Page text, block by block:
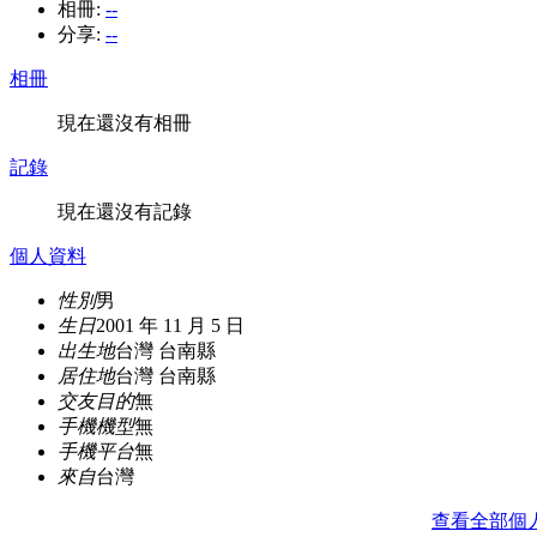
相冊: --
分享: --
相冊
現在還沒有相冊
記錄
現在還沒有記錄
個人資料
性別男
生日2001 年 11 月 5 日
出生地台灣 台南縣
居住地台灣 台南縣
交友目的無
手機機型無
手機平台無
來自台灣
查看全部個